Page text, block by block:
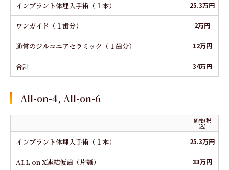
インプラント体埋入手術（１本） 25.3万円
ワンガイド（１歯分） 2万円
通常のジルコニアセラミック（１歯分） 12万円
合計 34万円
All-on-4, All-on-6
価格(税
込)
インプラント体埋入手術（１本） 25.3万円
ALL on X連結仮歯（片顎） 33万円